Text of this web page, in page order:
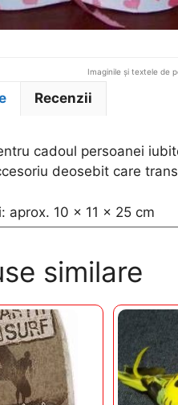
Imaginile și textele de
Recenzii
cadoul persoanei
deosebit care
aprox. 10 x 11 x 25 cm
similare